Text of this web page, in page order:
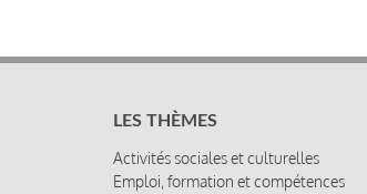
LES THÈMES
Activités sociales et culturelles
Emploi, formation et compétences